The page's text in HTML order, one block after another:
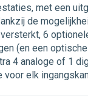
met een
de
6
(en een
4 analoge of 1
voor elk